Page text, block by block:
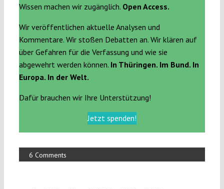
Wissen machen wir zugänglich. Open Access.
Wir veröffentlichen aktuelle Analysen und
Kommentare. Wir stoßen Debatten an. Wir klären auf
über Gefahren für die Verfassung und wie sie
abgewehrt werden können. In Thüringen. Im Bund. In
Europa. In der Welt.
Dafür brauchen wir Ihre Unterstützung!
Jetzt spenden!
6 Comments